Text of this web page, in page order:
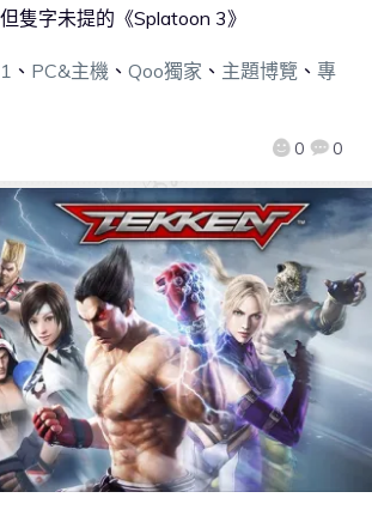
0 0
隻字未提的《Splatoon 3》
、 PC&主機、 Qoo獨家 、 主題博覽 、 專